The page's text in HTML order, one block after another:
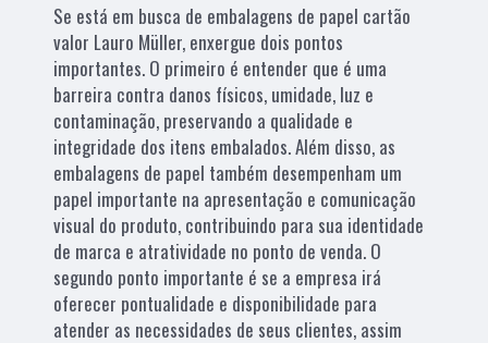
Se está em busca de embalagens de papel cartão
valor Lauro Müller, enxergue dois pontos
importantes. O primeiro é entender que é uma
barreira contra danos físicos, umidade, luz e
contaminação, preservando a qualidade e
integridade dos itens embalados. Além disso, as
embalagens de papel também desempenham um
papel importante na apresentação e comunicação
visual do produto, contribuindo para sua identidade
de marca e atratividade no ponto de venda. O
segundo ponto importante é se a empresa irá
oferecer pontualidade e disponibilidade para
atender as necessidades de seus clientes, assim